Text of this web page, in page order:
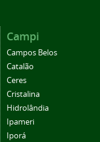
Campi
Campos Belos
Catalão
Ceres
Cristalina
Hidrolândia
Ipameri
Iporá